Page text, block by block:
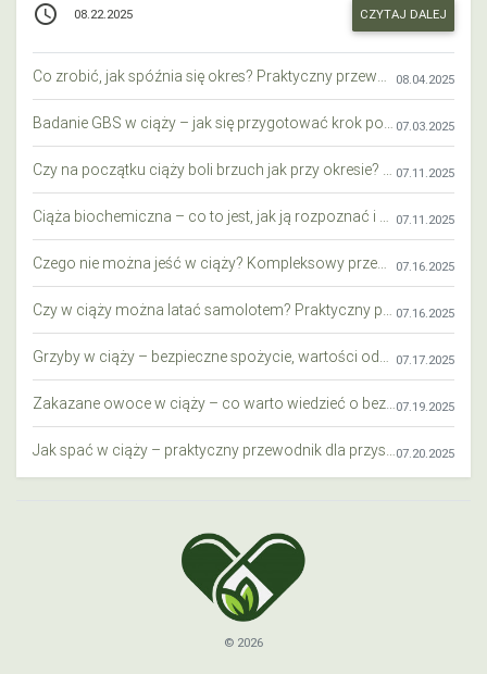
access_time 08.22.2025 CZYTAJ DALEJ
08.04.2025
07.03.2025
07.11.2025
07.11.2025
07.16.2025
07.16.2025
07.17.2025
07.19.2025
07.20.2025
© 2026